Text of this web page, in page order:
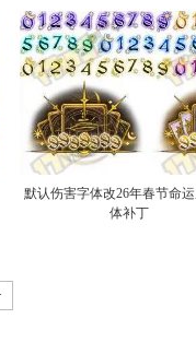
默认伤害字体改26年春节命
体补丁